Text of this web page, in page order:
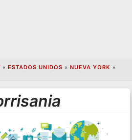
» ESTADOS UNIDOS » NUEVA YORK »